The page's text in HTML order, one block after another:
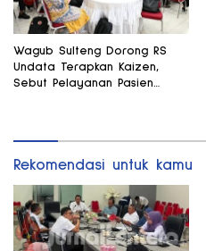
Wagub Sulteng Dorong RS
Undata Terapkan Kaizen,
Sebut Pelayanan Pasien
Rekomendasi untuk kamu